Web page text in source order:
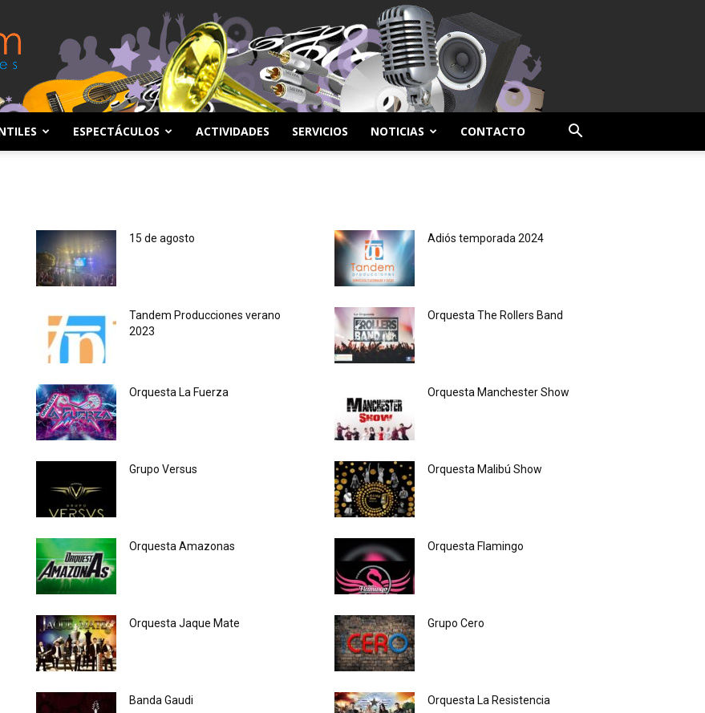
ESPECTÁCULOS ACTIVIDADES SERVICIOS NOTICIAS CONTACTO
15 de agosto Adiós temporada 2024
Tandem Producciones verano
2023
Orquesta The Rollers Band
Orquesta La Fuerza Orquesta Manchester Show
Grupo Versus Orquesta Malibú Show
Orquesta Amazonas Orquesta Flamingo
Orquesta Jaque Mate Grupo Cero
Banda Gaudi Orquesta La Resistencia